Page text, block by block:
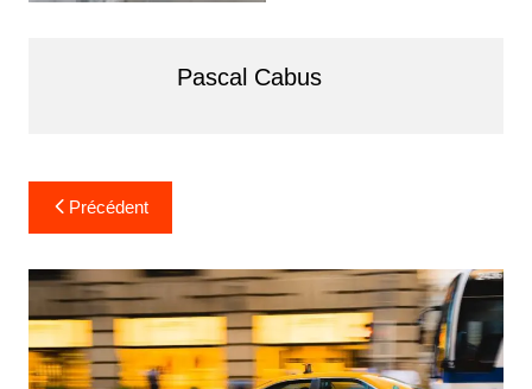
Pascal Cabus
Navigation
de
l’article
Précédent